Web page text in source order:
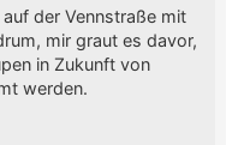
der Vennstraße mit
mir graut es davor,
in Zukunft von
werden.